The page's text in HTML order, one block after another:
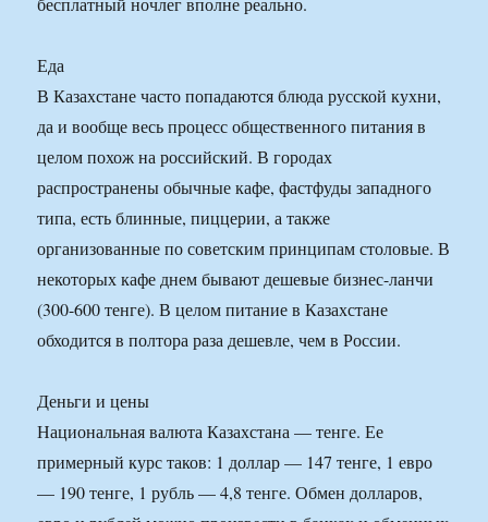
Еда
В Казахстане часто попадаются блюда русской кухни,
да и вообще весь процесс общественного питания в
целом похож на российский. В городах
распространены обычные кафе, фастфуды западного
типа, есть блинные, пиццерии, а также
организованные по советским принципам столовые. В
некоторых кафе днем бывают дешевые бизнес-ланчи
(300-600 тенге). В целом питание в Казахстане
обходится в полтора раза дешевле, чем в России.
Деньги и цены
Национальная валюта Казахстана — тенге. Ее
примерный курс таков: 1 доллар — 147 тенге, 1 евро
— 190 тенге, 1 рубль — 4,8 тенге. Обмен долларов,